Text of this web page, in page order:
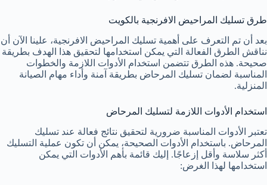
طرق تسليك المراحيض الافرنجية بالكويت
بعد أن تم التعرف على أهمية تسليك المراحيض الافرنجية، علينا الآن أن
نناقش الطرق الفعالة التي يمكن استخدامها لتحقيق هذا الهدف بطريقة
صحيحة. هذه الطرق تتضمن استخدام الأدوات اللازمة والخطوات
المناسبة لضمان تسليك المرحاض بطريقة آمنة وأداء مهام الصيانة
المنزلية.
استخدام الأدوات اللازمة لتسليك المرحاض
تعتبر الأدوات المناسبة ضرورية لتحقيق نتائج فعالة عند تسليك
المرحاض. باستخدام الأدوات الصحيحة، يمكن أن تكون عملية التسليك
أكثر سلاسة وأقل إزعاجًا. إليك قائمة بأهم الأدوات التي يمكن
استخدامها لهذا الغرض: